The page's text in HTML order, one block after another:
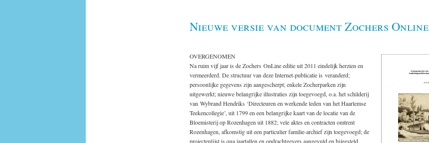
Nieuwe versie van document Zochers Online
OVERGENOMEN
Na ruim vijf jaar is de Zochers OnLine editie uit 2011 eindelijk herzien en
vermeerderd. De structuur van deze Internet-publicatie is veranderd;
persoonlijke gegevens zijn aangescherpt; enkele Zocherparken zijn
uitgewerkt; nieuwe belangrijke illustraties zijn toegevoegd, o.a. het schilderij
van Wybrand Hendriks ‘Directeuren en werkende leden van het Haarlemse
Teekencollegie’, uit 1799 en een belangrijke kaart van de locatie van de
Bloemisterij op Rozenhagen uit 1882; vele aktes en contracten omtrent
Rozenhagen, afkomstig uit een particulier familie-archief zijn toegevoegd; de
projectenlijst is qua jaartallen en opdrachtgevers aangevuld en bijgesteld.